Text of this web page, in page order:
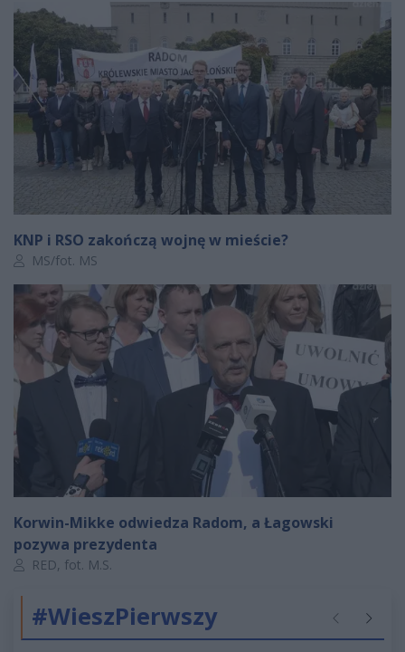
KNP i RSO zakończą wojnę w mieście?
Autor artykułu:
MS/fot. MS
Korwin-Mikke odwiedza Radom, a Łagowski
pozywa prezydenta
Autor artykułu:
RED, fot. M.S.
#WieszPierwszy Poprzednie